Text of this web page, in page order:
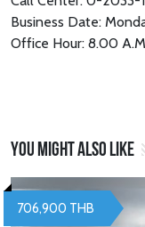
Business Date:
Office Hour: 8.00
You might also like
706,900 THB